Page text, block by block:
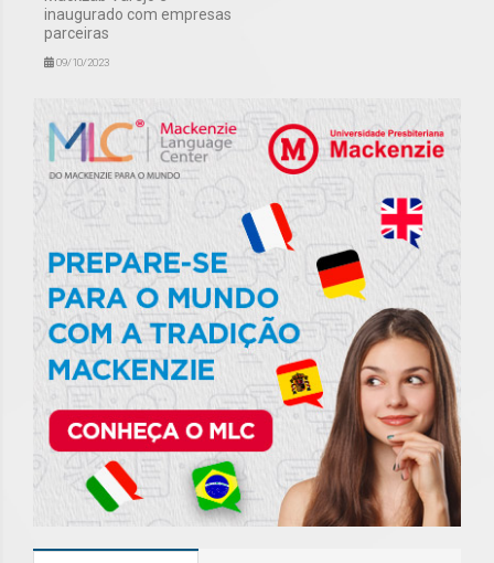
inaugurado com empresas
parceiras
09/10/2023